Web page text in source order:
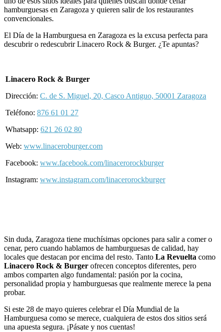
hamburguesas en Zaragoza y quieren salir de los restaurantes
convencionales.
El Día de la Hamburguesa en Zaragoza es la excusa perfecta para
descubrir o redescubrir Linacero Rock & Burger. ¿Te apuntas?
Linacero Rock & Burger
Dirección: C. de S. Miguel, 20, Casco Antiguo, 50001 Zaragoza
Teléfono: 876 61 01 27
Whatsapp: 621 26 02 80
Web: www.linaceroburger.com
Facebook: www.facebook.com/linacerorockburger
Instagram: www.instagram.com/linacerorockburger
Sin duda, Zaragoza tiene muchísimas opciones para salir a comer o
cenar, pero cuando hablamos de hamburguesas de calidad, hay
locales que destacan por encima del resto. Tanto La Revuelta como
Linacero Rock & Burger ofrecen conceptos diferentes, pero
ambos comparten algo fundamental: pasión por la cocina,
personalidad propia y hamburguesas que realmente merece la pena
probar.
Si este 28 de mayo quieres celebrar el Día Mundial de la
Hamburguesa como se merece, cualquiera de estos dos sitios será
una apuesta segura. ¡Pásate y nos cuentas!